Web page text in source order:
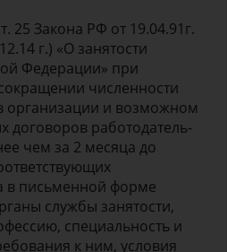
25 Закона РФ от 19.04.91г.
г.) «О занятости
Федерации» при
численности
организации и возможном
договоров работодатель-
чем за 2 месяца до
в письменной форме
службы занятости,
специальность и
к ним, условия